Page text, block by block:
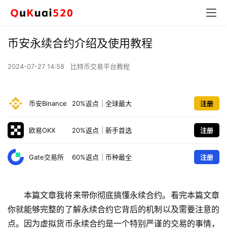
币安永续合约介绍及使用教程
2024-07-27 14:58 比特币交易平台教程
币安Binance 20%返点 全球最大 注册
欧易OKX 20%返点 新手首选 注册
Gate交易所 60%返点 币种最全 注册
本篇文章我将来带你彻底搞懂永续合约。看完本篇文章
你就能够完整的了解永续合约它背后的机制以及需要注意的
点。因为虚拟货币永续合约是一个特别严谨的交易的事情，